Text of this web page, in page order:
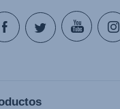
korišcenje (Srpski)
uporabo (Slovenščina)